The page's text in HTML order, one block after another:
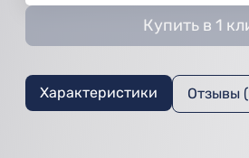
Купить в 1
Характеристики Отзывы